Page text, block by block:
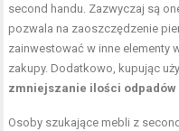
second handu. Zazwyczaj są
pozwala na zaoszczędzenie
zainwestować w inne elementy
zakupy. Dodatkowo, kupując
zmniejszanie ilości odpadów
Osoby szukające mebli z